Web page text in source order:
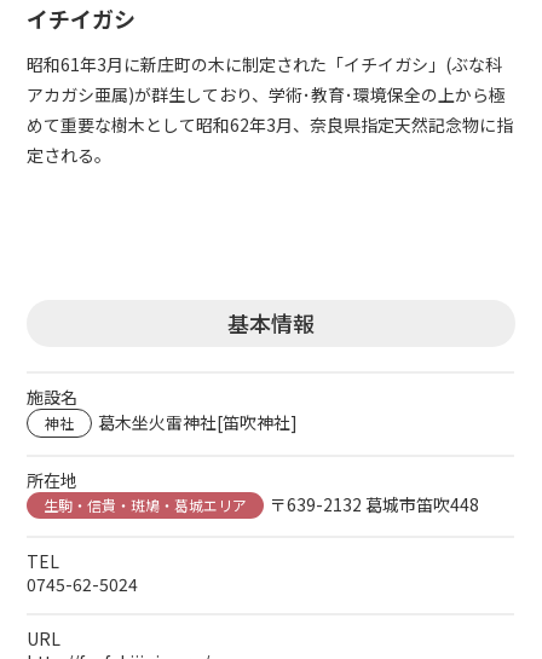
イチイガシ
昭和61年3月に新庄町の木に制定された「イチイガシ」(ぶな科
アカガシ亜属)が群生しており、学術･教育･環境保全の上から極
めて重要な樹木として昭和62年3月、奈良県指定天然記念物に指
定される。
基本情報
施設名
神社 葛木坐火雷神社[笛吹神社]
所在地
生駒・信貴・斑鳩・葛城エリア 〒639-2132 葛城市笛吹448
TEL
0745-62-5024
URL